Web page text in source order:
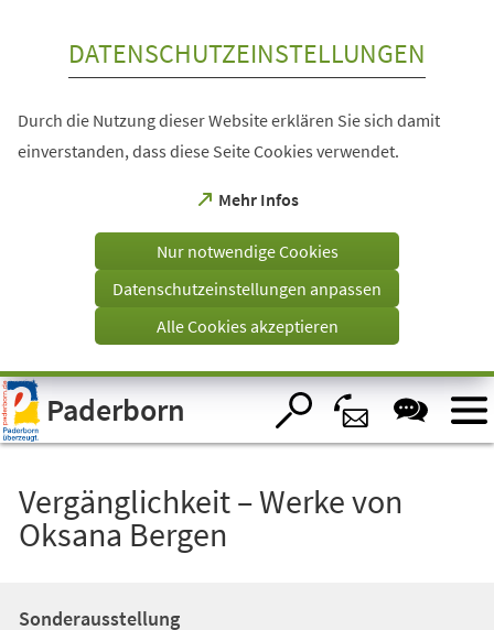
Visuelle
Assistenzsoftware
öffnen.
DATENSCHUTZEINSTELLUNGEN
Durch die Nutzung dieser Website erklären Sie sich damit
einverstanden, dass diese Seite Cookies verwendet.
Mehr Infos
(Öffnet
einem
Tab)
Nur notwendige Cookies
Datenschutzeinstellungen anpassen
Alle Cookies akzeptieren
Paderborn
Vergänglichkeit – Werke von
Oksana Bergen
Sonderausstellung